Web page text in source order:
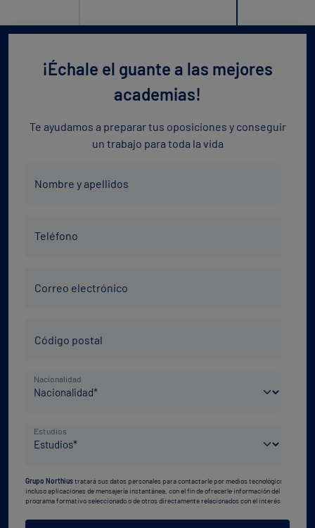
¡Échale el guante a las mejores
academias!
Te ayudamos a preparar tus oposiciones y conseguir
un trabajo para toda la vida
Nombre y apellidos
Teléfono
electrónico
Correo electrónico
Postal
Código postal
País
de
Nacionalidad
Nivel
de
*
Estudios
Grupo Northiustratará sus datos personales para contactarle por medios tecnológicos,
incluso aplicaciones de mensajería instantánea, con el fin de ofrecerle información del
programa formativo seleccionado o de otros directamente relacionados con el interés
correspondiente. Compartiremos su solicitud con las empresas que conforman elGrupo